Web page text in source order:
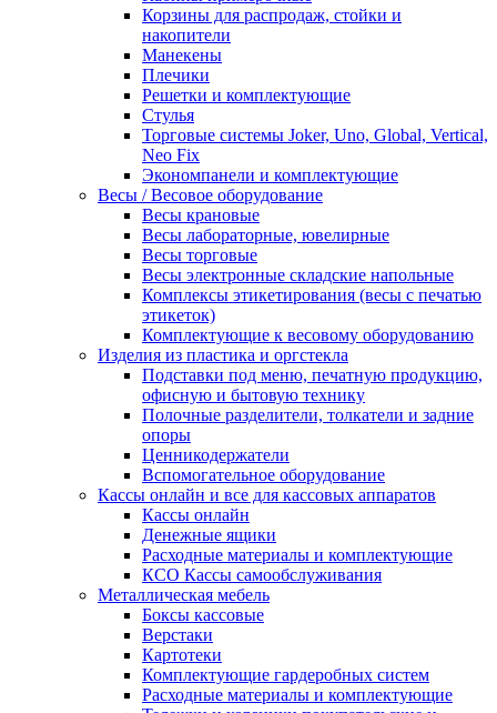
Корзины для распродаж, стойки и
накопители
Манекены
Плечики
Решетки и комплектующие
Стулья
Торговые системы Joker, Uno, Global, Vertical,
Neo Fix
Экономпанели и комплектующие
Весы / Весовое оборудование
Весы крановые
Весы лабораторные, ювелирные
Весы торговые
Весы электронные складские напольные
Комплексы этикетирования (весы с печатью
этикеток)
Комплектующие к весовому оборудованию
Изделия из пластика и оргстекла
Подставки под меню, печатную продукцию,
офисную и бытовую технику
Полочные разделители, толкатели и задние
опоры
Ценникодержатели
Вспомогательное оборудование
Кассы онлайн и все для кассовых аппаратов
Кассы онлайн
Денежные ящики
Расходные материалы и комплектующие
КСО Кассы самообслуживания
Металлическая мебель
Боксы кассовые
Верстаки
Картотеки
Комплектующие гардеробных систем
Расходные материалы и комплектующие